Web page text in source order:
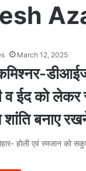
March 12, 2025
ईद को लेकर
शांति बनाए
होली एवं रमजान को